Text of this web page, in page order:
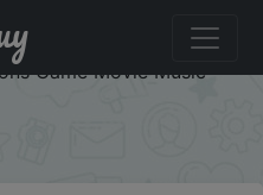
Dynamic RGB Gaming
7.1 Surround
Game Movie Music